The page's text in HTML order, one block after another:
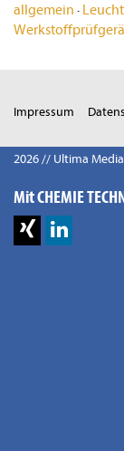
allgemein ·
Impressum
2026 // Ultima
Mit CHEMIE